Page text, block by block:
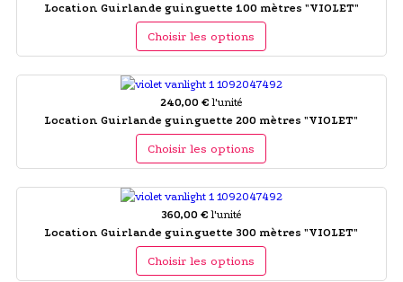
Location Guirlande guinguette 100 mètres "VIOLET"
Choisir les options
240,00 € l'unité
Location Guirlande guinguette 200 mètres "VIOLET"
Choisir les options
360,00 € l'unité
Location Guirlande guinguette 300 mètres "VIOLET"
Choisir les options